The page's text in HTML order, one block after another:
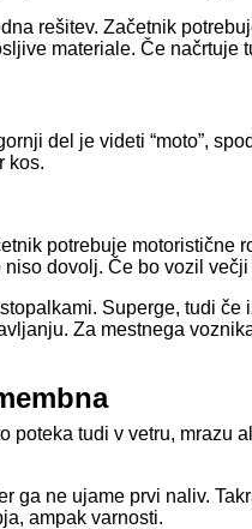
rešitev. Začetnik
materiale. Če
del je videti “moto”,
kos.
potrebuje
dovolj. Če bo vozil
Superge, tudi
Za mestnega
tudi v vetru,
ga ne ujame prvi naliv.
ampak varnosti.